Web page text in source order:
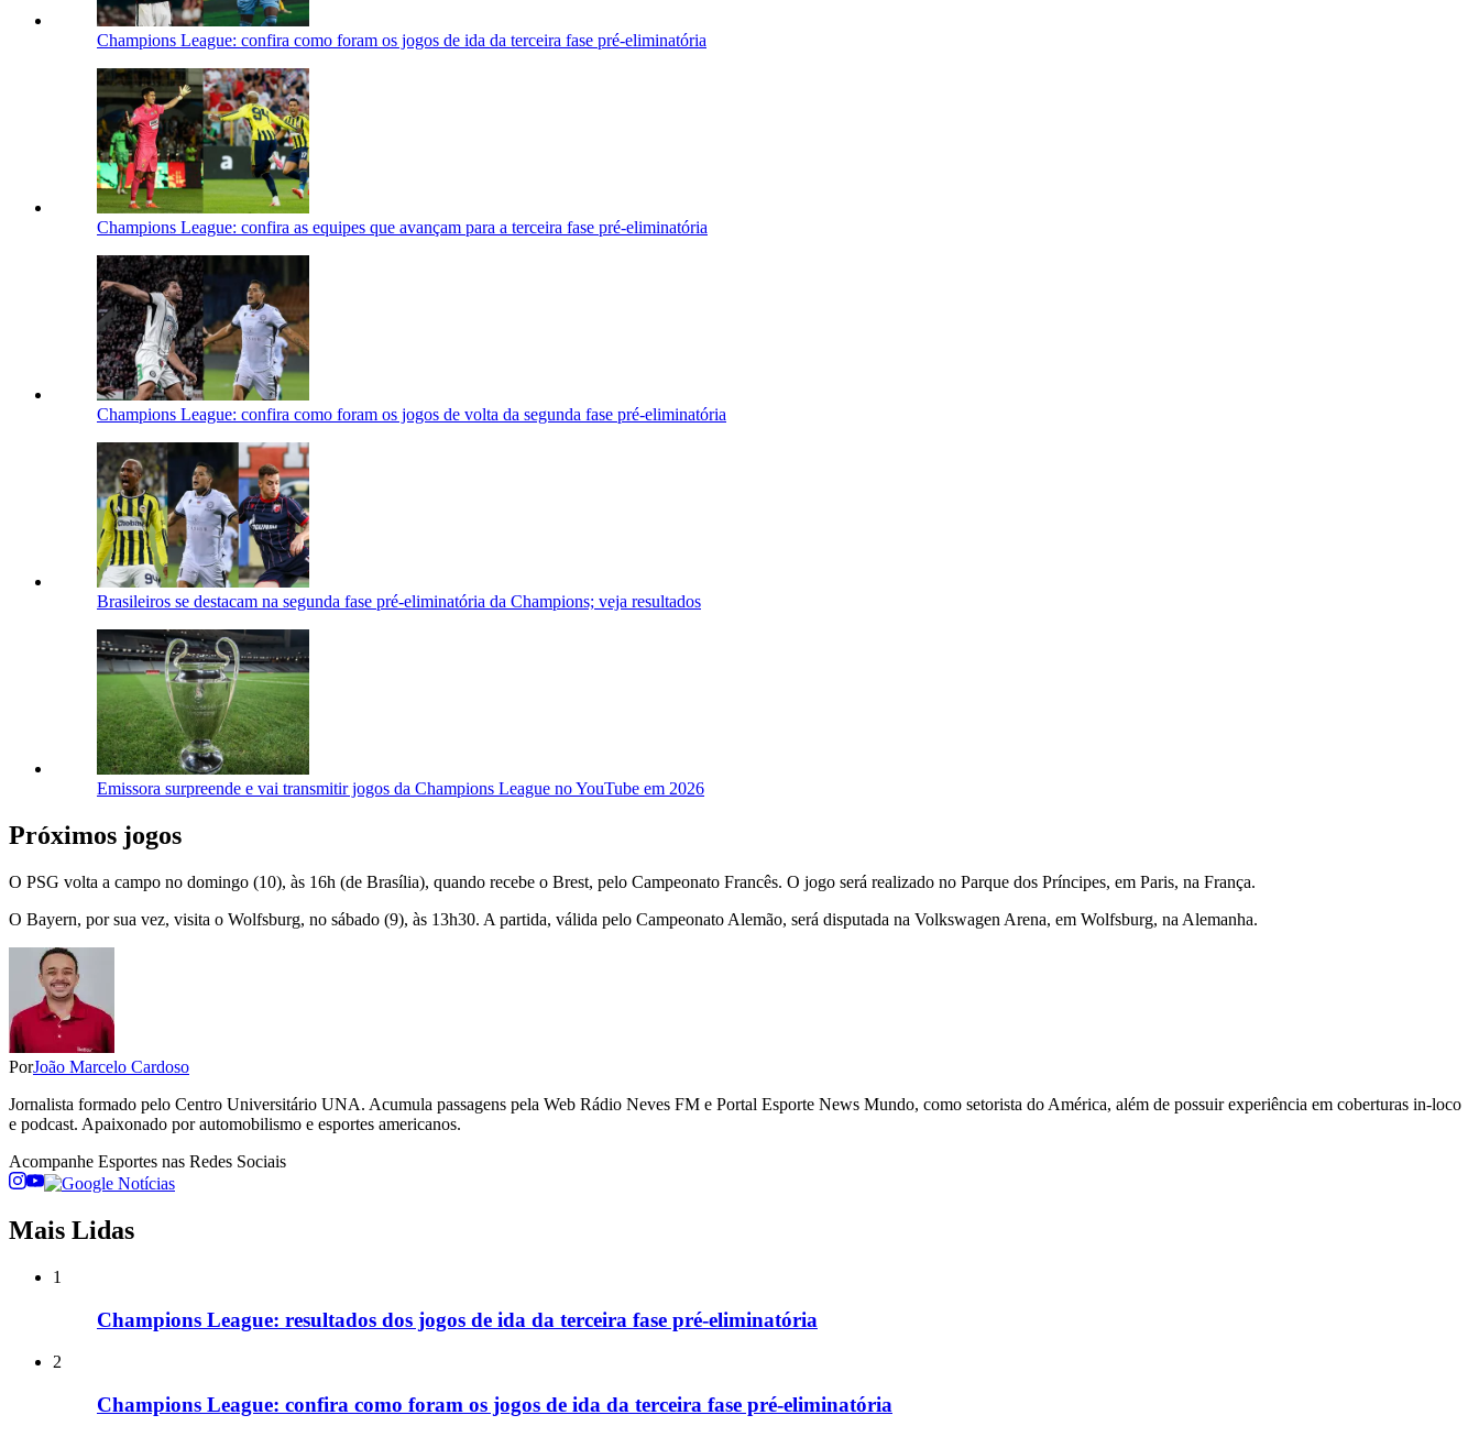
Champions League: confira como foram os jogos de ida da terceira fase pré-eliminatória
Champions League: confira as equipes que avançam para a terceira fase pré-eliminatória
Champions League: confira como foram os jogos de volta da segunda fase pré-eliminatória
Brasileiros se destacam na segunda fase pré-eliminatória da Champions; veja resultados
Emissora surpreende e vai transmitir jogos da Champions League no YouTube em 2026
Próximos jogos
O PSG volta a campo no domingo (10), às 16h (de Brasília), quando recebe o Brest, pelo Campeonato Francês. O jogo será realizado no Parque dos Príncipes, em Paris, na França.
O Bayern, por sua vez, visita o Wolfsburg, no sábado (9), às 13h30. A partida, válida pelo Campeonato Alemão, será disputada na Volkswagen Arena, em Wolfsburg, na Alemanha.
PorJoão Marcelo Cardoso
Jornalista formado pelo Centro Universitário UNA. Acumula passagens pela Web Rádio Neves FM e Portal Esporte News Mundo, como setorista do América, além de possuir experiência em coberturas in-loco
e podcast. Apaixonado por automobilismo e esportes americanos.
Acompanhe Esportes nas Redes Sociais
Mais Lidas
1
Champions League: resultados dos jogos de ida da terceira fase pré-eliminatória
2
Champions League: confira como foram os jogos de ida da terceira fase pré-eliminatória